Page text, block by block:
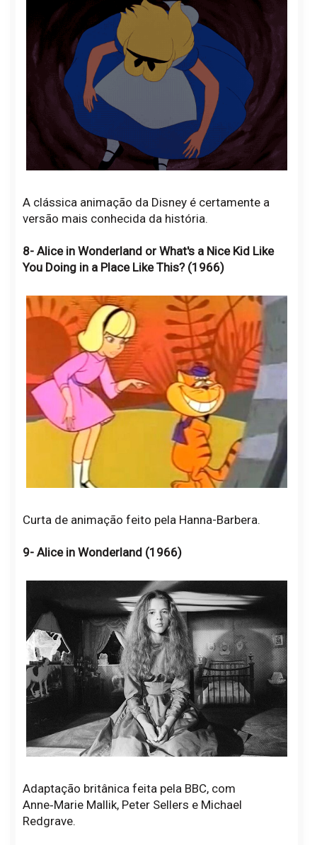
A clássica animação da Disney é certamente a
versão mais conhecida da história.
8- Alice in Wonderland or What's a Nice Kid Like
You Doing in a Place Like This? (1966)
Curta de animação feito pela Hanna-Barbera.
9- Alice in Wonderland (1966)
Adaptação britânica feita pela BBC, com
Anne‑Marie Mallik, Peter Sellers e Michael
Redgrave.